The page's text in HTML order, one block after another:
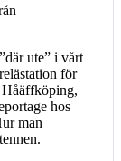
ute” i vårt
för
hos
man